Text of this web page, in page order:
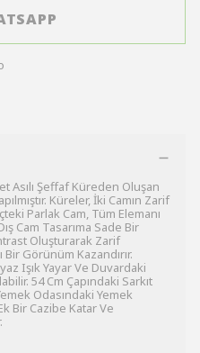
Asılı Şeffaf Küreden Oluşan
Küreler, İki Camın Zarif
Parlak Cam, Tüm Elemanı
Cam Tasarıma Sade Bir
Oluşturarak Zarif
Bir Görünüm Kazandırır.
Işık Yayar Ve Duvardaki
54 Cm Çapındaki Sarkıt
Odasındaki Yemek
Bir Cazibe Katar Ve